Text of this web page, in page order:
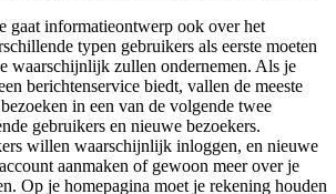
gaat informatieontwerp ook over het
typen gebruikers als eerste moeten
waarschijnlijk zullen ondernemen. Als je
berichtenservice biedt, vallen de meeste
in een van de volgende twee
gebruikers en nieuwe bezoekers.
willen waarschijnlijk inloggen, en nieuwe
aanmaken of gewoon meer over je
Op je homepagina moet je rekening houden